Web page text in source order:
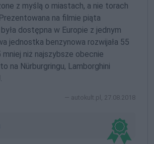
z myślą o miastach, a nie torach
na filmie piąta
dostępna w Europie z jednym
jednostka benzynowa rozwijała 55
mniej niż najszybsze obecnie
na Nürburgringu, Lamborghini
autokult.pl, 27.08.2018